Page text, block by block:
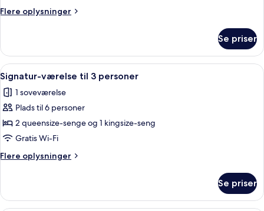
Flere oplysninger
Flere
værelse
Se priser
Indlæs
alle
billeder
af
Signatur-
værelse
til
3
Et moderne hotelværelse med to
11
Signatur-værelse til 3 personer
1 soveværelse
Plads til 6 personer
2 queensize-senge og 1 kingsize-seng
Gratis Wi-Fi
Flere oplysninger
Flere
værelse
til
Se priser